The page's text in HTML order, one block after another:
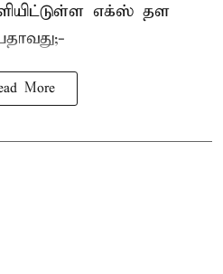
எக்ஸ் தள
More